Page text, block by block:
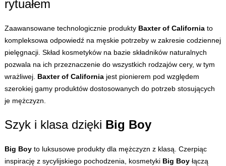
rytuałem
Zaawansowane technologicznie produkty Baxter of Californiato
kompleksowa odpowiedź na męskie potrzeby w zakresie codziennej
pielęgnacji. Skład kosmetyków na bazie składników naturalnych
pozwala na ich przeznaczenie do wszystkich rodzajów cery, w tym
wrażliwej. Baxter of Californiajest pionierem pod względem
szerokiej gamy produktów dostosowanych do potrzeb stosujących
je mężczyzn.
Szyk i klasa dzięki Big Boy
Big Boyto luksusowe produkty dla mężczyzn z klasą. Czerpiąc
inspirację z sycylijskiego pochodzenia, kosmetyki Big Boyłączą